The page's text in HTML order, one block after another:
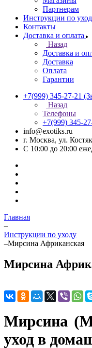
Партнерам
Инструкции по
Контакты
Доставка и оплата
Назад
Доставка и
Доставка
Оплата
Гарантии
+7(999) 345-27-21
Назад
Телефоны
+7(999) 345-
info@exotiks.ru
г. Москва, ул.
С 10:00 до 20:00
Главная
–
Инструкции по уходу
–Мирсина Африканская
Мирсина
Мирсина
уход в